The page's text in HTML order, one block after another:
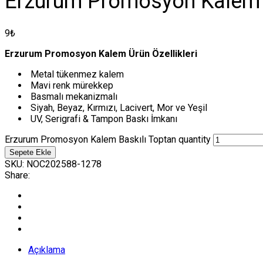
9₺
Erzurum Promosyon Kalem Ürün Özellikleri
Metal tükenmez kalem
Mavi renk mürekkep
Basmalı mekanizmalı
Siyah, Beyaz, Kırmızı, Lacivert, Mor ve Yeşil
UV, Serigrafi & Tampon Baskı İmkanı
Erzurum Promosyon Kalem Baskılı Toptan quantity
Sepete Ekle
SKU: NOC202588-1278
Share:
Açıklama